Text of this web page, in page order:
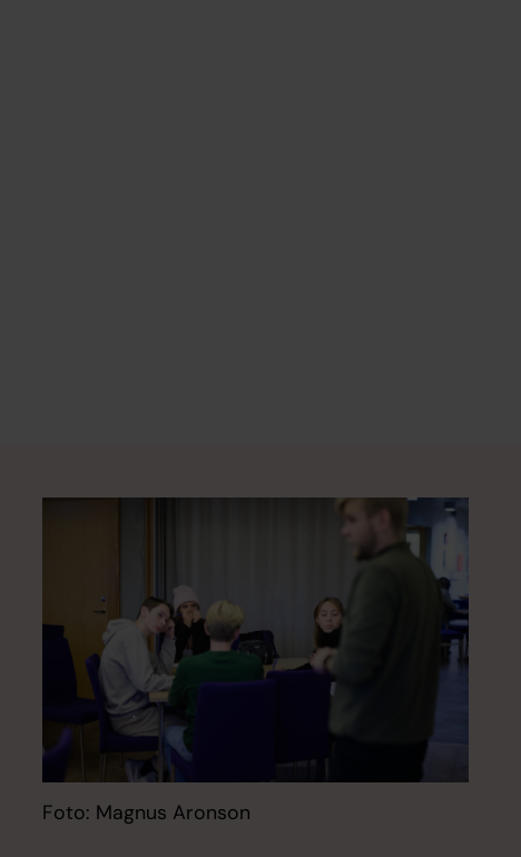
Foto: Magnus Aronson